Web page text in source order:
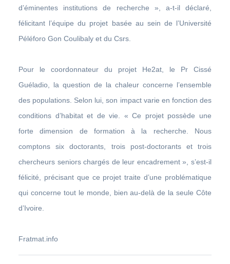
d’éminentes institutions de recherche », a-t-il déclaré,
félicitant l’équipe du projet basée au sein de l’Université
Péléforo Gon Coulibaly et du Csrs.
Pour le coordonnateur du projet He2at, le Pr Cissé
Guéladio, la question de la chaleur concerne l’ensemble
des populations. Selon lui, son impact varie en fonction des
conditions d’habitat et de vie. « Ce projet possède une
forte dimension de formation à la recherche. Nous
comptons six doctorants, trois post-doctorants et trois
chercheurs seniors chargés de leur encadrement », s’est-il
félicité, précisant que ce projet traite d’une problématique
qui concerne tout le monde, bien au-delà de la seule Côte
d’Ivoire.
Fratmat.info